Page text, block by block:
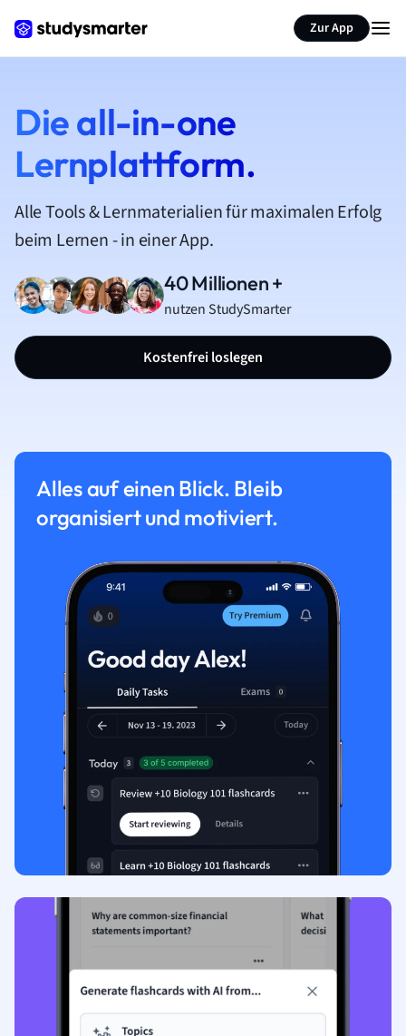
Zur App
Die all-in-one
Lernplattform.
Alle Tools & Lernmaterialien für maximalen Erfolg
beim Lernen - in einer App.
40 Millionen +
nutzen StudySmarter
Kostenfrei loslegen
Alles auf einen Blick. Bleib
organisiert und motiviert.